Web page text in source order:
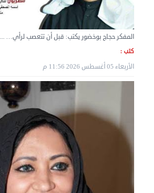
المفكر حجاج بوخضور يكتب: قبل أن تتعصب لرأي… ...
كتب :
الأربعاء 05 أغسطس 2026 11:56 م